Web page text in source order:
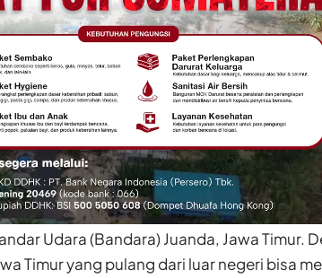
Udara (Bandara) Juanda, Jawa Timur.
Timur yang pulang dari luar negeri bisa